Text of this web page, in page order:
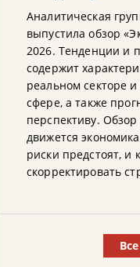
Аналитическая
выпустила обзор
2026. Тенденции и
содержит
реальном секторе
сфере, а также
перспективу.
движется
риски предстоят, и
скорректировать